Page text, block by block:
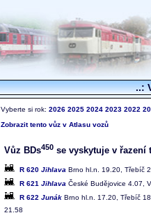
..:
Vyberte si rok: 2026 2025 2024 2023 2022
Zobrazit tento vůz v Atlasu vozů
Vůz BDs450 se vyskytuje v řazení
R 620 Jihlava Brno hl.n. 19.20, Třebíč
R 621 Jihlava České Budějovice 4.07,
R 622 Junák Brno hl.n. 17.20, Třebíč
21.58